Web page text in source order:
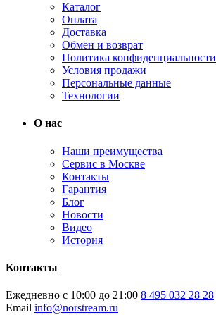
Каталог
Оплата
Доставка
Обмен и возврат
Политика конфиденциальности
Условия продажи
Персональные данные
Технологии
О нас
Наши преимущества
Сервис в Москве
Контакты
Гарантия
Блог
Новости
Видео
История
Контакты
Ежедневно с 10:00 до 21:00 8 495 032 28 28
Email info@norstream.ru